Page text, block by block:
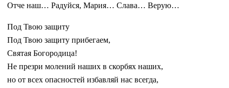
Отче наш… Радуйся, Мария… Слава… Верую…
Под Твою защиту
Под Твою защиту прибегаем,
Святая Богородица!
Не презри молений наших в скорбях наших,
но от всех опасностей избавляй нас всегда,